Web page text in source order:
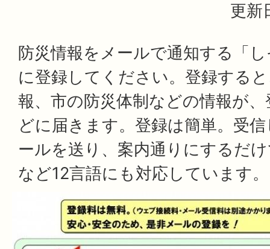
更新
防災情報をメールで通知する「
に登録してください。登録する
報、市の防災体制などの情報が
どに届きます。登録は簡単。受
ールを送り、案内通りにするだ
など12言語にも対応しています。